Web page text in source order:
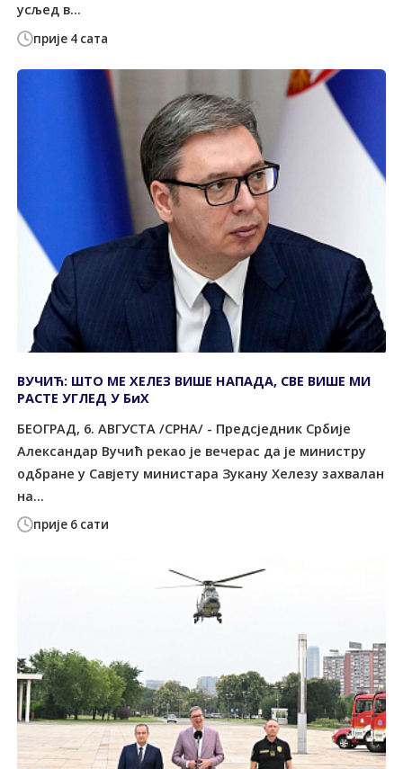
прије 4 сата
усљед в...
прије 6 сати
ВУЧИЋ: ШТО МЕ ХЕЛЕЗ ВИШЕ НАПАДА, СВЕ ВИШЕ МИ
РАСТЕ УГЛЕД У БиХ
БЕОГРАД, 6. АВГУСТА /СРНА/ - Предсједник Србије
Александар Вучић рекао је вечерас да је министру
одбране у Савјету министара Зукану Хелезу захвалан
на...